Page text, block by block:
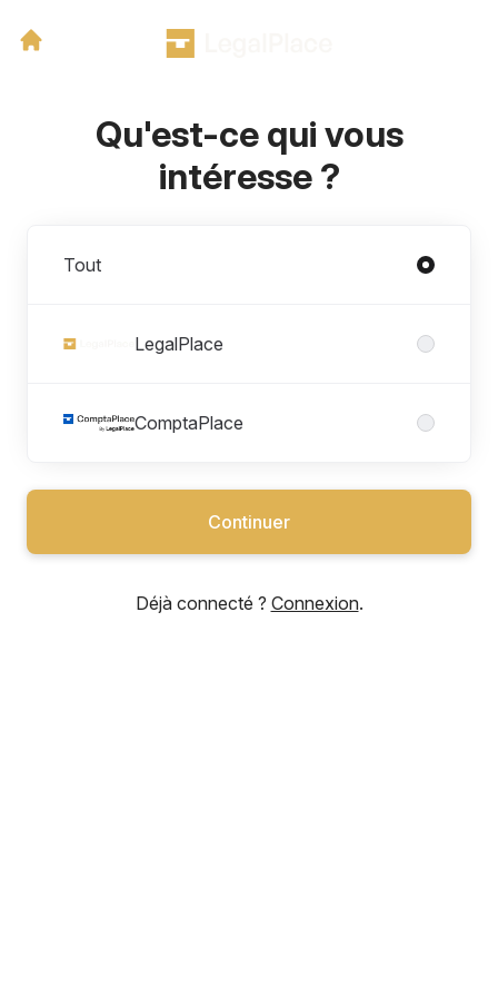
Qu'est-ce qui vous
intéresse ?
Tout
LegalPlace
ComptaPlace
Continuer
Déjà connecté ? Connexion.